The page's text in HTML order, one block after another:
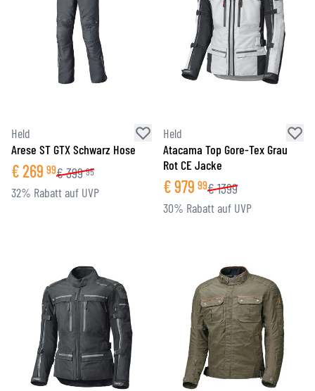
Held
Arese ST GTX Schwarz Hose
€269 99€399 95
32% Rabatt auf UVP
Held
Atacama Top Gore-Tex Grau
Rot CE Jacke
€979 99€1399
30% Rabatt auf UVP